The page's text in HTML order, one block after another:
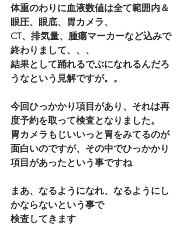
体重のわりに血液数値は全て範囲内＆
眼圧、眼底、胃カメラ、
CT、排気量、腫瘍マーカーなど込みで
終わりまして、、、
結果として踊れるでぶになれるんだろ
うなという見解ですが。。
今回ひっかかり項目があり、それは再
度予約を取って検査となりました。
胃カメラもじいいっと胃をみてるのが
面白いのですが、その中でひっかかり
項目があったという事ですね
まあ、なるようになれ、なるようにし
かならないという事で
検査してきます